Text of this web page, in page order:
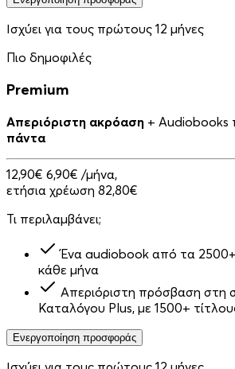
Ισχύει για τους πρώτους 12 μήνες
Πιο δημοφιλές
Premium
Απεριόριστη ακρόαση + Audiobooks
πάντα
12,90€ 6,90€ /μήνα,
ετήσια χρέωση 82,80€
Τι περιλαμβάνει;
Ένα audiobook από τα 2500+
κάθε μήνα
Απεριόριστη πρόσβαση στη
Καταλόγου Plus, με 1500+
Ενεργοποίηση προσφοράς